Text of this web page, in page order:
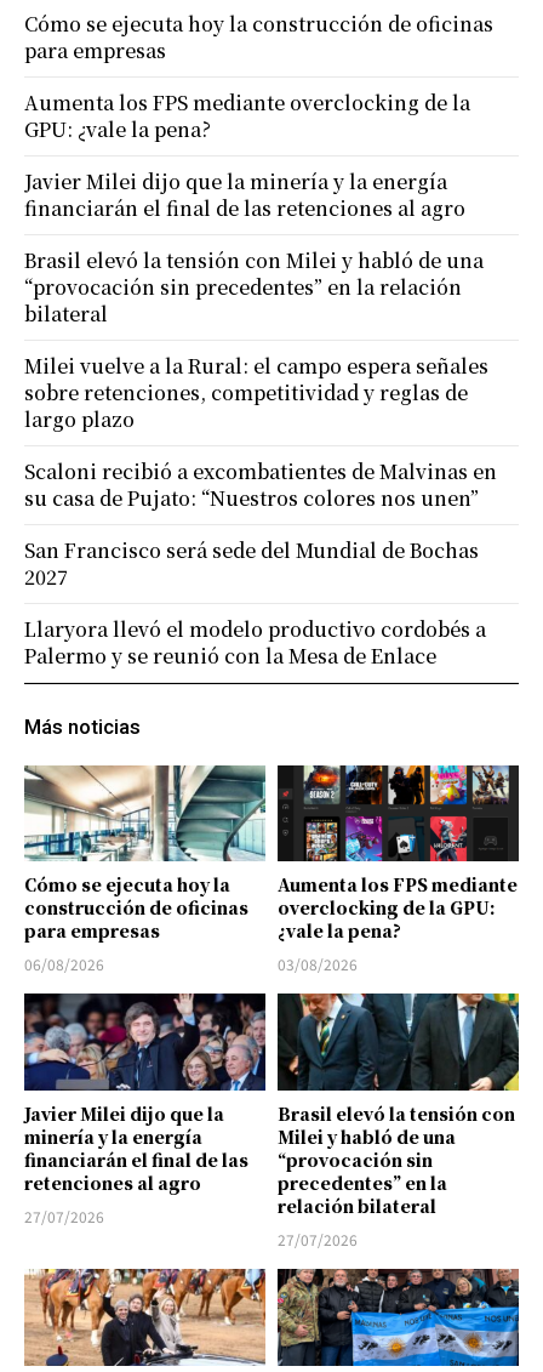
Más noticias
Cómo se ejecuta hoy la
construcción de oficinas
para empresas
06/08/2026
Aumenta los FPS mediante
overclocking de la GPU:
¿vale la pena?
03/08/2026
Javier Milei dijo que la
minería y la energía
financiarán el final de las
retenciones al agro
27/07/2026
Brasil elevó la tensión con
Milei y habló de una
“provocación sin
precedentes” en la
relación bilateral
27/07/2026
Cómo se ejecuta hoy la construcción de oficinas
para empresas
Aumenta los FPS mediante overclocking de la
GPU: ¿vale la pena?
Javier Milei dijo que la minería y la energía
financiarán el final de las retenciones al agro
Brasil elevó la tensión con Milei y habló de una
“provocación sin precedentes” en la relación
bilateral
Milei vuelve a la Rural: el campo espera señales
sobre retenciones, competitividad y reglas de
largo plazo
Scaloni recibió a excombatientes de Malvinas en
su casa de Pujato: “Nuestros colores nos unen”
San Francisco será sede del Mundial de Bochas
2027
Llaryora llevó el modelo productivo cordobés a
Palermo y se reunió con la Mesa de Enlace